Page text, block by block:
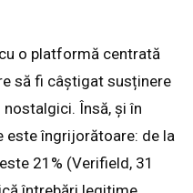
o platformă centrată
să fi câștigat susținere
Însă, și în
este îngrijorătoare: de la
21% (Verifield, 31